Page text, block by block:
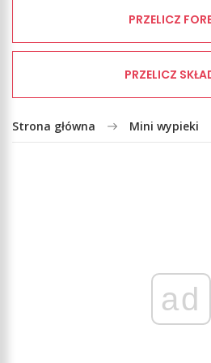
PRZELICZ
PRZELICZ
Strona główna Mini wypieki
ad